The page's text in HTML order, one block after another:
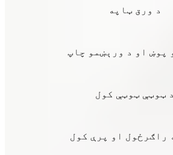
د ورق ټاپه
پوښ او د ورېښمو چاپ
د ټوټې ټوټې کول
راګرځول او پرې کول